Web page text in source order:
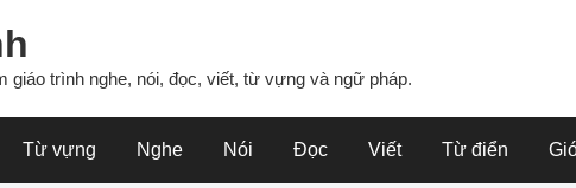
giáo trình nghe, nói, đọc, viết, từ vựng và ngữ pháp.
Từ vựng Nghe Nói Đọc Viết Từ điển